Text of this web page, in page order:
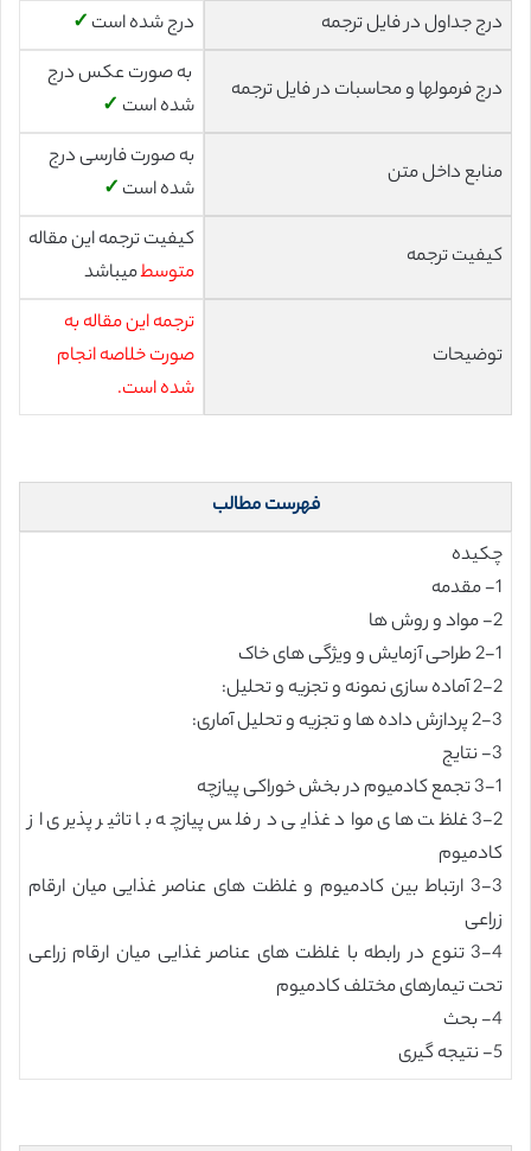
درج جداول در فایل ترجمه
درج شده است ✓
درج فرمولها و محاسبات در فایل ترجمه
به صورت عکس درج
شده است ✓
منابع داخل متن
به صورت فارسی درج
شده است ✓
کیفیت ترجمه
کیفیت ترجمه این مقاله
متوسطمیباشد
توضیحات
ترجمه این مقاله به
صورت خلاصه انجام
شده است.
فهرست مطالب
چکیده
1- مقدمه
2- مواد و روش ها
2-1 طراحی آزمایش و ویژگی های خاک
2-2 آماده سازی نمونه و تجزیه و تحلیل:
2-3 پردازش داده ها و تجزیه و تحلیل آماری:
3- نتایج
3-1 تجمع کادمیوم در بخش خوراکی پیازچه
3-2 غلظت های مواد غذایی در فلس پیازچه با تاثیر پذیری از
کادمیوم
3-3 ارتباط بین کادمیوم و غلظت های عناصر غذایی میان ارقام
زراعی
3-4 تنوع در رابطه با غلظت های عناصر غذایی میان ارقام زراعی
تحت تیمارهای مختلف کادمیوم
4- بحث
5- نتیجه گیری